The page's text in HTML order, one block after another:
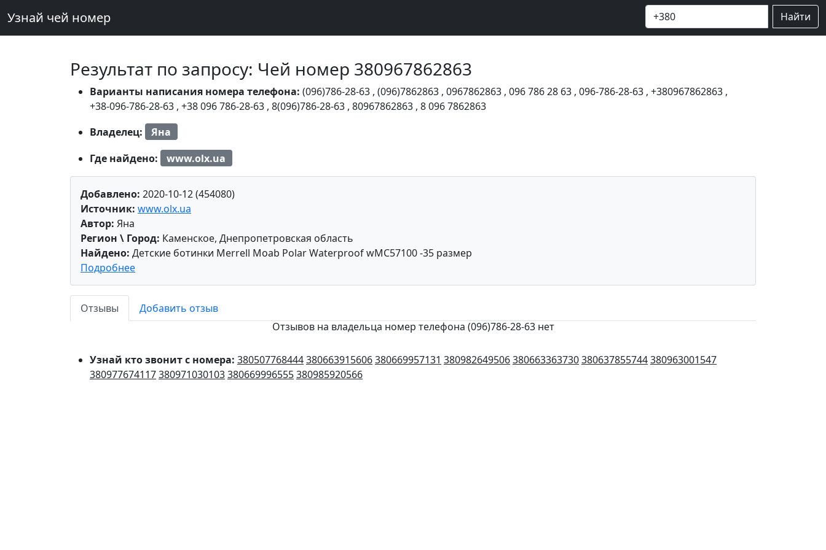
Узнай чей номер Найти
Результат по запросу: Чей номер 380967862863
Варианты написания номера телефона: (096)786-28-63 , (096)7862863 , 0967862863 , 096 786 28 63 , 096-786-28-63 , +380967862863 ,
+38-096-786-28-63 , +38 096 786-28-63 , 8(096)786-28-63 , 80967862863 , 8 096 7862863
Владелец:
Яна
Где найдено:
www.olx.ua
Добавлено: 2020-10-12 (454080)
Источник: www.olx.ua
Автор: Яна
Регион \ Город: Каменское, Днепропетровская область
Найдено: Детские ботинки Merrell Moab Polar Waterproof wMC57100 -35 размер
Подробнее
Отзывы
Добавить отзыв
Отзывов на владельца номер телефона (096)786-28-63 нет
Узнай кто звонит с номера: 380507768444380663915606380669957131 380982649506380663363730380637855744380963001547
380977674117380971030103380669996555380985920566